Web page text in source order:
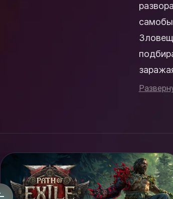
заражая землю